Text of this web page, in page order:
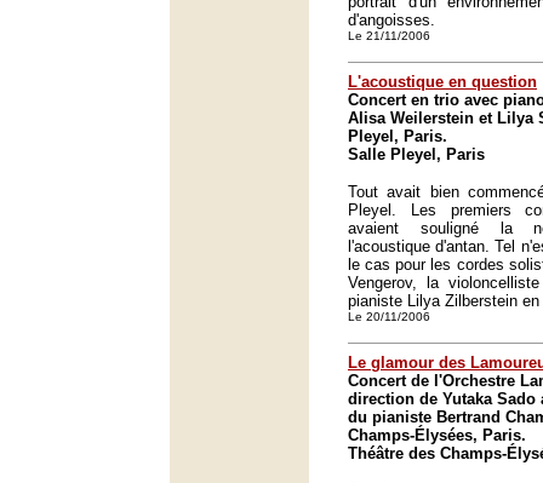
d'angoisses.
Le 21/11/2006
L'acoustique en question
Concert en trio avec
Alisa Weilerstein et Lilya
Pleyel, Paris.
Salle Pleyel, Paris
Tout avait bien
Pleyel. Les premiers
avaient souligné la
l'acoustique d'antan. Tel
le cas pour les cordes
Vengerov, la
pianiste Lilya Zilberstein
Le 20/11/2006
Le glamour des
Concert de l'Orchestre
direction de Yutaka
du pianiste Bertrand
Champs-Élysées, Paris.
Théâtre des Champs-